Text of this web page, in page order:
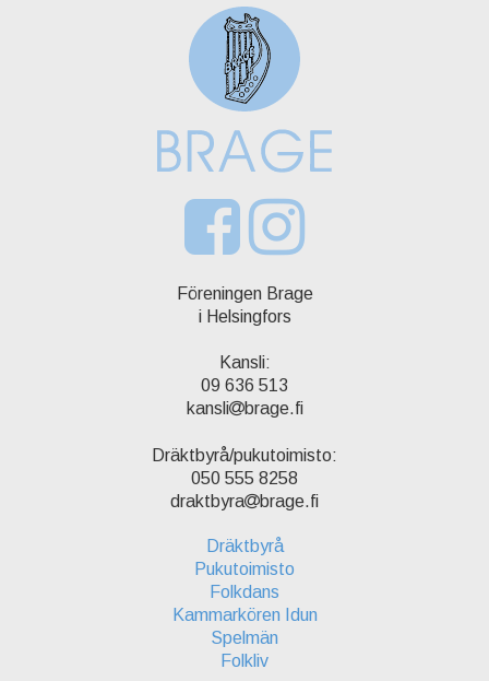
Föreningen Brage
i Helsingfors
Kansli:
09 636 513
kansli
brage.fi
Dräktbyrå/pukutoimisto:
050 555 8258
draktbyra
brage.fi
Dräktbyrå
Pukutoimisto
Folkdans
Kammarkören Idun
Spelmän
Folkliv